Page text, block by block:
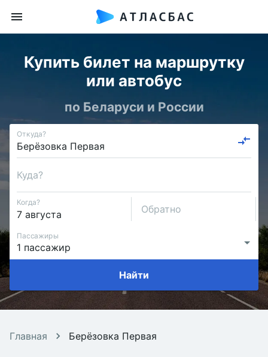
Купить билет на маршрутку
или автобус
по Беларуси и России
Откуда?
Куда?
Когда?
Обратно
Пассажиры
Найти
Главная Берёзовка Первая